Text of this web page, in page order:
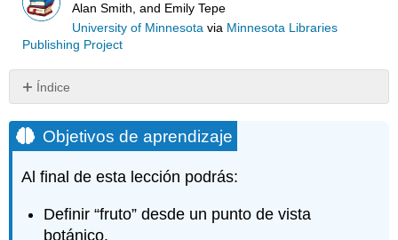
Alan Smith, and Emily Tepe
University of Minnesota via Minnesota Libraries
Publishing Project
Índice
de
aprendizaje
¿Eso
es
fruta?
Objetivos de aprendizaje
Al final de esta lección podrás:
Definir “fruto” desde un punto de vista
botánico.